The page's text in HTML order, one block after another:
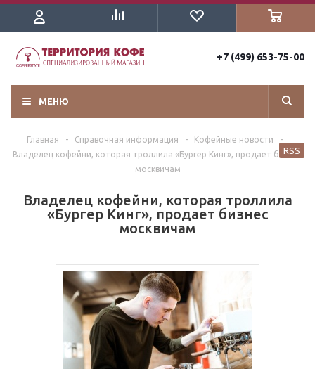
+7 (499) 653-75-00
МЕНЮ
Главная - Справочная информация - Кофейные новости
-
Владелец кофейни, которая троллила «Бургер Кинг», продает бизнес
москвичам
Владелец кофейни, которая троллила
«Бургер Кинг», продает бизнес
москвичам
RSS